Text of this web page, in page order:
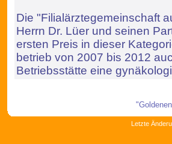
Die "Filialärztegemeinschaft
Herrn Dr. Lüer und seinen
ersten Preis in dieser
betrieb von 2007 bis 2012
Betriebsstätte eine
Letzte